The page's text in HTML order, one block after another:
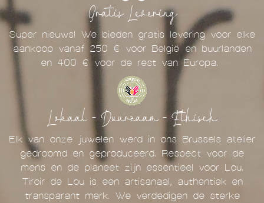
Gratis Levering
Super nieuws! We bieden gratis levering voor elke
aankoop vanaf 250 € voor België en buurlanden
en 400 € voor de rest van Europa.
Lokaal - Duurzaam - Ethisch
Elk van onze juwelen werd in ons Brussels atelier
gedroomd en geproduceerd. Respect voor de
mens en de planeet zijn essentieel voor Lou.
Tiroir de Lou is een artisanaal, authentiek en
transparant merk. We verdedigen de sterke